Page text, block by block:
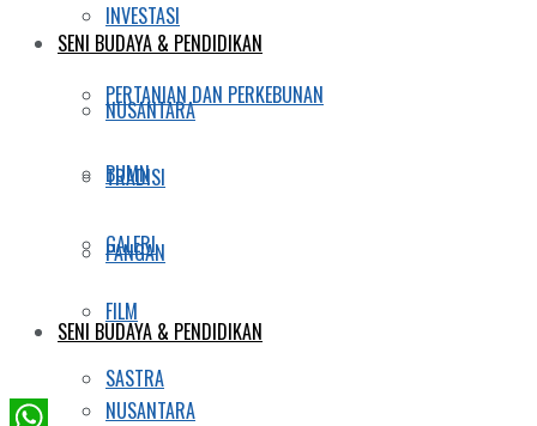
SENI BUDAYA & PENDIDIKAN
NUSANTARA
TRADISI
GALERI
FILM
SASTRA
INVESTASI
PERTANIAN DAN PERKEBUNAN
BUMN
PANGAN
SENI BUDAYA & PENDIDIKAN
NUSANTARA